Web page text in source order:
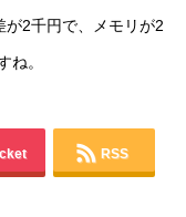
が2千円で、メモリが2
ね。
RSS